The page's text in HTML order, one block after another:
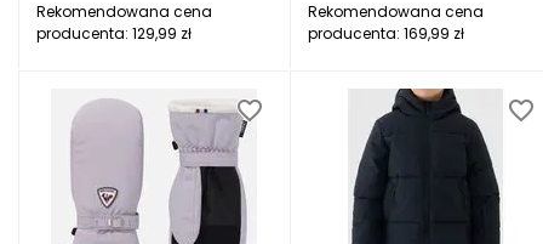
ONE FITNESS
Oakley
Rekomendowana cena
producenta: 129,99 zł
Rekomendowana cena
producenta: 169,99 zł